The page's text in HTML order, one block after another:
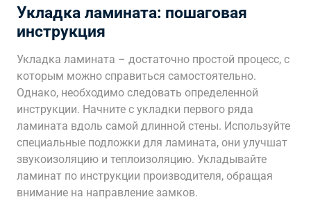
Укладка ламината: пошаговая
инструкция
Укладка ламината – достаточно простой процесс, с
которым можно справиться самостоятельно.
Однако, необходимо следовать определенной
инструкции. Начните с укладки первого ряда
ламината вдоль самой длинной стены. Используйте
специальные подложки для ламината, они улучшат
звукоизоляцию и теплоизоляцию. Укладывайте
ламинат по инструкции производителя, обращая
внимание на направление замков.